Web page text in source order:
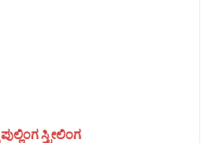
ಸ್ತ್ರೀಲಿಂಗ